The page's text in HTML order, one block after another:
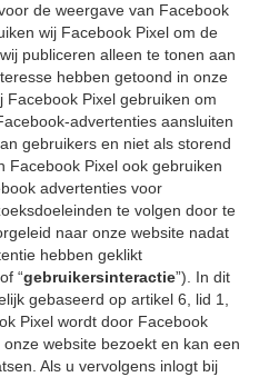
de weergave van Facebook
wij Facebook Pixel om de
publiceren alleen te tonen aan
hebben getoond in onze
Facebook Pixel gebruiken om
advertenties aansluiten
gebruikers en niet als storend
Facebook Pixel ook gebruiken
advertenties voor
te volgen door te
naar onze website nadat
hebben geklikt
“gebruikersinteractie”). In dit
gebaseerd op artikel 6, lid 1,
Pixel wordt door Facebook
website bezoekt en kan een
Als u vervolgens inlogt bij